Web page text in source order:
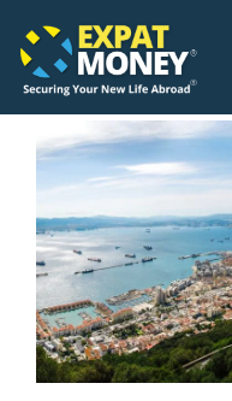
note:
This
website
accessibility
system.
the
main